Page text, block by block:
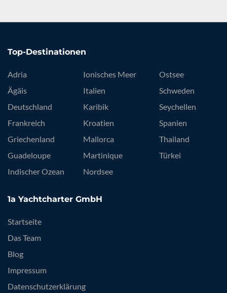
Top-Destinationen
Adria
Ägäis
Deutschland
Frankreich
Griechenland
Guadeloupe
Indischer Ozean
Ionisches Meer
Italien
Karibik
Kroatien
Mallorca
Martinique
Nordsee
Ostsee
Schweden
Seychellen
Spanien
Thailand
Türkei
1a Yachtcharter GmbH
Startseite
Das Team
Blog
Impressum
Datenschutzerklärung